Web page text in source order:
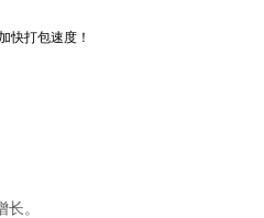
快打包速度！
。